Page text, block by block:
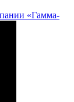
«Гамма-